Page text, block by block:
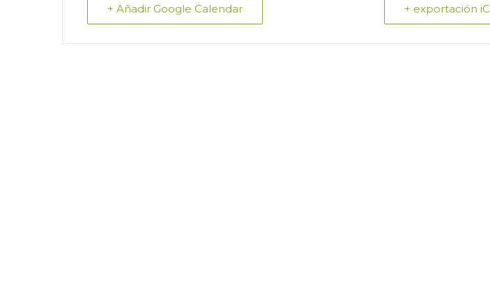
+ Añadir Google Calendar + exportación